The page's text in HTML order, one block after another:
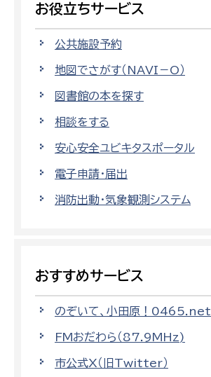
お役立ちサービス
公共施設予約
地図でさがす（NAVI－O）
図書館の本を探す
相談をする
安心安全ユビキタスポータル
電子申請・届出
消防出動・気象観測システム
おすすめサービス
のぞいて、小田原！0465.net
FMおだわら（87.9MHz)
市公式X（旧Twitter）